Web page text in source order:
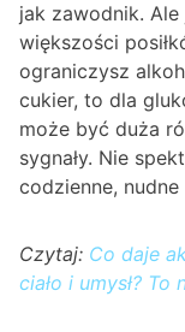
jak zawodnik.
większości
ograniczysz
cukier, to dla
może być duża
sygnały. Nie
codzienne,
Czytaj: Co daje
ciało i umysł? To